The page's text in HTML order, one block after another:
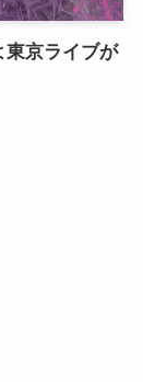
東京ライブが